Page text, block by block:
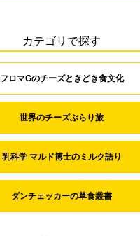
カテゴリで探す
フロマGのチーズときどき食文化
世界のチーズぶらり旅
乳科学 マルド博士のミルク語り
ダンチェッカーの草食叢書